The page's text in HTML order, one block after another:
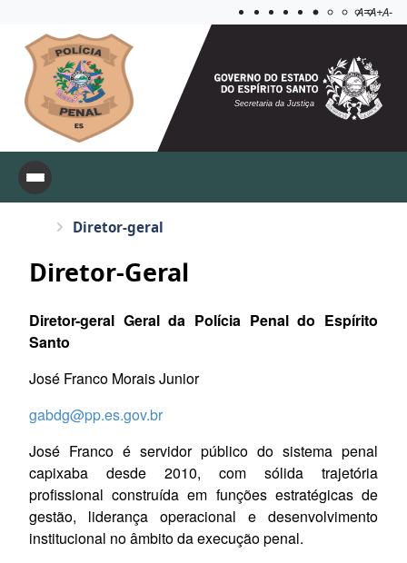
Aplicar
A=A+A-
Secretaria da Justiça
Diretor-geral
Diretor-Geral
Diretor-geral Geral da Polícia Penal do Espírito
Santo
José Franco Morais Junior
gabdg@pp.es.gov.br
José Franco é servidor público do sistema penal
capixaba desde 2010, com sólida trajetória
profissional construída em funções estratégicas de
gestão, liderança operacional e desenvolvimento
institucional no âmbito da execução penal.